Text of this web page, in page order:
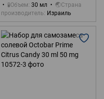
🧪Объем 30 мл
🌏Страна
производитель
Израиль